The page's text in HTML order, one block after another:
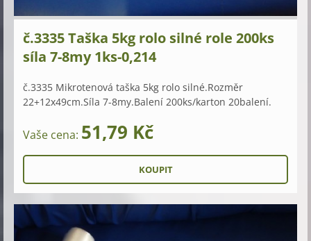
č.3335 Taška 5kg rolo silné role 200ks
síla 7-8my 1ks-0,214
č.3335 Mikrotenová taška 5kg rolo silné.Rozměr
22+12x49cm.Síla 7-8my.Balení 200ks/karton 20balení.
Vaše cena: 51,79 Kč